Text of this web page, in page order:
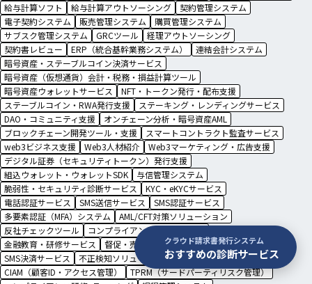
クラウド請求書発行システム
おすすめの診断サービス
給与計算ソフト
給与計算アウトソーシング
契約管理システム
電子契約システム
販売管理システム
購買管理システム
サブスク管理システム
GRCツール
経理アウトソーシング
契約書レビュー
ERP（統合基幹業務システム）
連結会計システム
暗号資産・ステーブルコイン決済サービス
暗号資産（仮想通貨）会計・税務・損益計算ツール
暗号資産ウォレットサービス
NFT・トークン発行・配布支援
ステーブルコイン・RWA発行支援
ステーキング・レンディングサービス
DAO・コミュニティ支援
オンチェーン分析・暗号資産AML
ブロックチェーン開発ツール・支援
スマートコントラクト監査サービス
web3ビジネス支援
Web3人材紹介
Web3マーケティング・広告支援
デジタル証券（セキュリティトークン）発行支援
組込ウォレット・ウォレットSDK
与信管理システム
脆弱性・セキュリティ診断サービス
KYC・eKYCサービス
電話認証サービス
SMS送信サービス
SMS認証サービス
多要素認証（MFA）システム
AML/CFT対策ソリューション
反社チェックツール
コンプライアンス支援サービス
金融教育・研修サービス
督促・売掛金回収代行
CPaaS（通信機能API）
SMS決済サービス
不正検知ソリューション
CIAM（顧客ID・アクセス管理）
TPRM（サードパーティリスク管理）